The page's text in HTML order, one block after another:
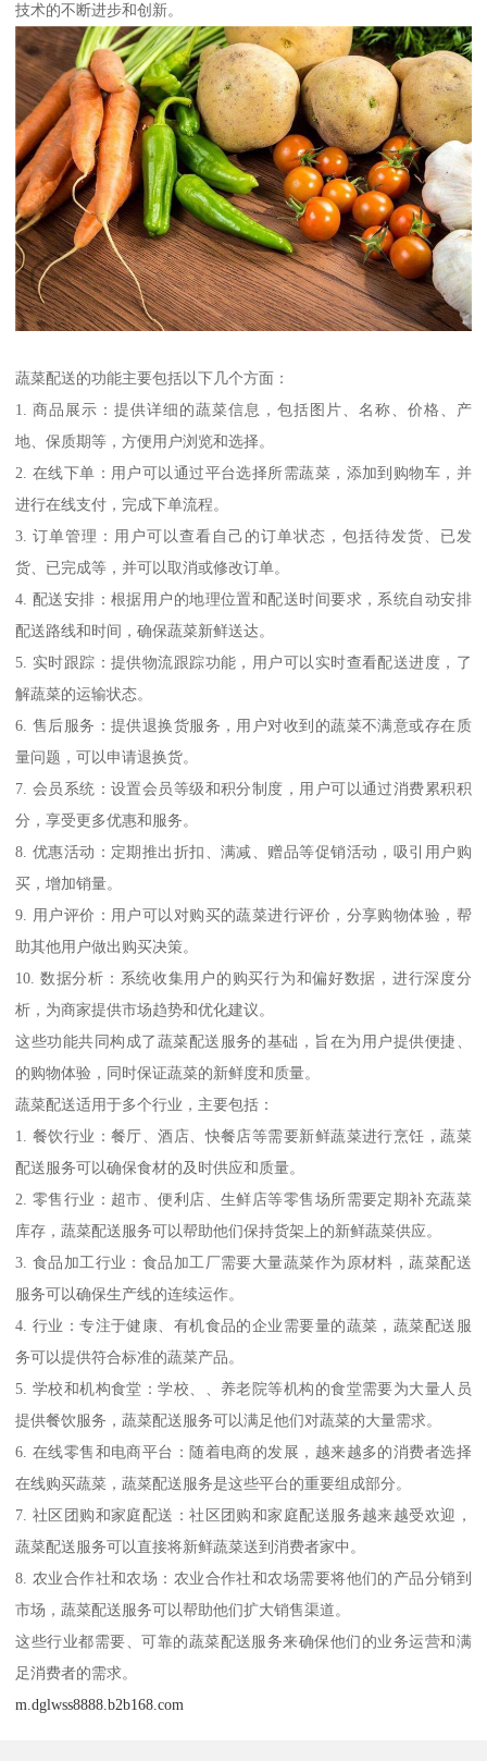
技术的不断进步和创新。
蔬菜配送的功能主要包括以下几个方面：
1. 商品展示：提供详细的蔬菜信息，包括图片、名称、价格、产
地、保质期等，方便用户浏览和选择。
2. 在线下单：用户可以通过平台选择所需蔬菜，添加到购物车，并
进行在线支付，完成下单流程。
3. 订单管理：用户可以查看自己的订单状态，包括待发货、已发
货、已完成等，并可以取消或修改订单。
4. 配送安排：根据用户的地理位置和配送时间要求，系统自动安排
配送路线和时间，确保蔬菜新鲜送达。
5. 实时跟踪：提供物流跟踪功能，用户可以实时查看配送进度，了
解蔬菜的运输状态。
6. 售后服务：提供退换货服务，用户对收到的蔬菜不满意或存在质
量问题，可以申请退换货。
7. 会员系统：设置会员等级和积分制度，用户可以通过消费累积积
分，享受更多优惠和服务。
8. 优惠活动：定期推出折扣、满减、赠品等促销活动，吸引用户购
买，增加销量。
9. 用户评价：用户可以对购买的蔬菜进行评价，分享购物体验，帮
助其他用户做出购买决策。
10. 数据分析：系统收集用户的购买行为和偏好数据，进行深度分
析，为商家提供市场趋势和优化建议。
这些功能共同构成了蔬菜配送服务的基础，旨在为用户提供便捷、
的购物体验，同时保证蔬菜的新鲜度和质量。
蔬菜配送适用于多个行业，主要包括：
1. 餐饮行业：餐厅、酒店、快餐店等需要新鲜蔬菜进行烹饪，蔬菜
配送服务可以确保食材的及时供应和质量。
2. 零售行业：超市、便利店、生鲜店等零售场所需要定期补充蔬菜
库存，蔬菜配送服务可以帮助他们保持货架上的新鲜蔬菜供应。
3. 食品加工行业：食品加工厂需要大量蔬菜作为原材料，蔬菜配送
服务可以确保生产线的连续运作。
4. 行业：专注于健康、有机食品的企业需要量的蔬菜，蔬菜配送服
务可以提供符合标准的蔬菜产品。
5. 学校和机构食堂：学校、、养老院等机构的食堂需要为大量人员
提供餐饮服务，蔬菜配送服务可以满足他们对蔬菜的大量需求。
6. 在线零售和电商平台：随着电商的发展，越来越多的消费者选择
在线购买蔬菜，蔬菜配送服务是这些平台的重要组成部分。
7. 社区团购和家庭配送：社区团购和家庭配送服务越来越受欢迎，
蔬菜配送服务可以直接将新鲜蔬菜送到消费者家中。
8. 农业合作社和农场：农业合作社和农场需要将他们的产品分销到
市场，蔬菜配送服务可以帮助他们扩大销售渠道。
这些行业都需要、可靠的蔬菜配送服务来确保他们的业务运营和满
足消费者的需求。
m.dglwss8888.b2b168.com